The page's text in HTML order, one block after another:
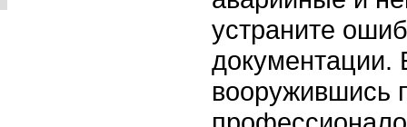
устраните
документации.
вооружившись